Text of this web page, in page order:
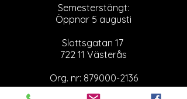
Semesterstängt:
Öppnar 5 augusti
Slottsgatan 17
722 11 Västerås
Org. nr: 879000-2136